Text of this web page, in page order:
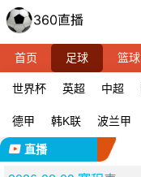
首页 足球 篮球
世界杯 英超 中超
德甲 韩K联 波兰甲
直播